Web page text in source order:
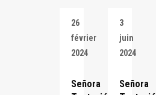
26
février
2024
Señora
3
juin
2024
Señora